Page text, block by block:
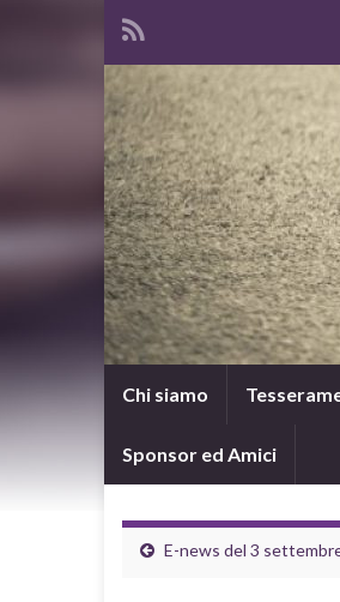
Chi siamo
Sponsor ed Amici
E-news del 3